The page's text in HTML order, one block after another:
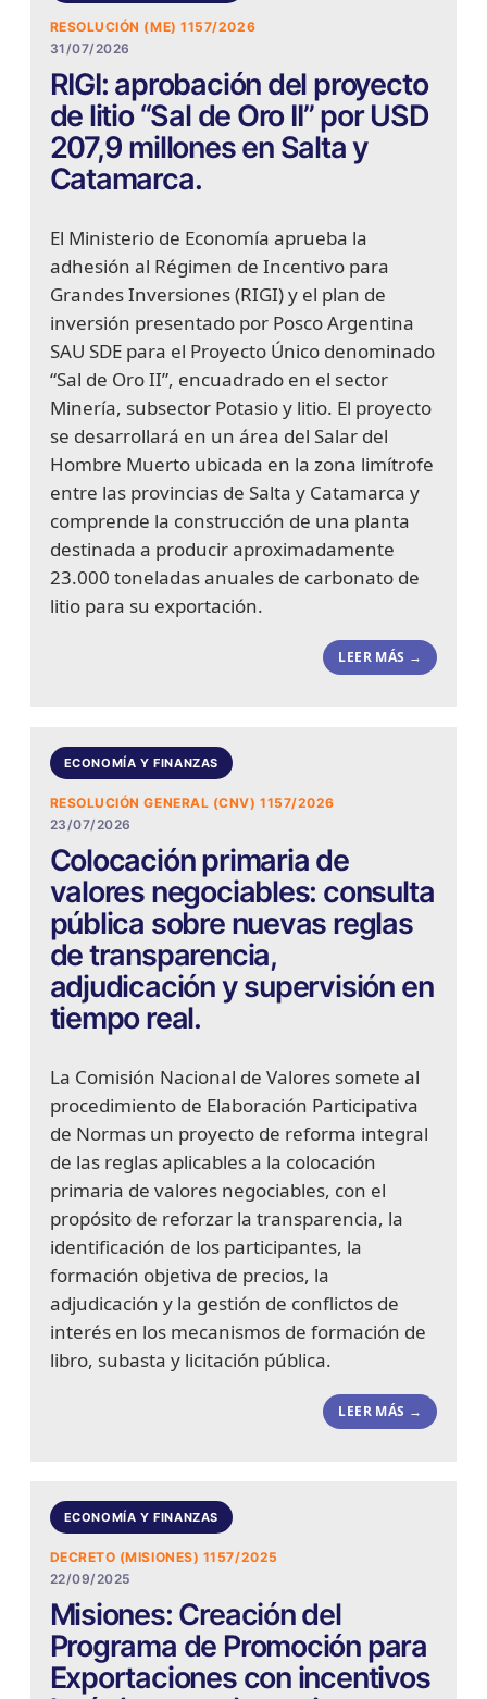
RESOLUCIÓN (ME) 1157/2026
31/07/2026
RIGI: aprobación del proyecto
de litio “Sal de Oro II” por USD
207,9 millones en Salta y
Catamarca.
El Ministerio de Economía aprueba la
adhesión al Régimen de Incentivo para
Grandes Inversiones (RIGI) y el plan de
inversión presentado por Posco Argentina
SAU SDE para el Proyecto Único denominado
“Sal de Oro II”, encuadrado en el sector
Minería, subsector Potasio y litio. El proyecto
se desarrollará en un área del Salar del
Hombre Muerto ubicada en la zona limítrofe
entre las provincias de Salta y Catamarca y
comprende la construcción de una planta
destinada a producir aproximadamente
23.000 toneladas anuales de carbonato de
litio para su exportación.
LEER MÁS →
ECONOMÍA Y FINANZAS
RESOLUCIÓN GENERAL (CNV) 1157/2026
23/07/2026
Colocación primaria de
valores negociables: consulta
pública sobre nuevas reglas
de transparencia,
adjudicación y supervisión en
tiempo real.
La Comisión Nacional de Valores somete al
procedimiento de Elaboración Participativa
de Normas un proyecto de reforma integral
de las reglas aplicables a la colocación
primaria de valores negociables, con el
propósito de reforzar la transparencia, la
identificación de los participantes, la
formación objetiva de precios, la
adjudicación y la gestión de conflictos de
interés en los mecanismos de formación de
libro, subasta y licitación pública.
LEER MÁS →
ECONOMÍA Y FINANZAS
DECRETO (MISIONES) 1157/2025
22/09/2025
Misiones: Creación del
Programa de Promoción para
Exportaciones con incentivos